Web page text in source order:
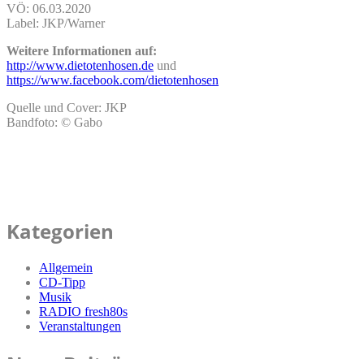
VÖ: 06.03.2020
Label: JKP/Warner
Weitere Informationen auf:
http://www.dietotenhosen.de und
https://www.facebook.com/dietotenhosen
Quelle und Cover: JKP
Bandfoto: © Gabo
Kategorien
Allgemein
CD-Tipp
Musik
RADIO fresh80s
Veranstaltungen